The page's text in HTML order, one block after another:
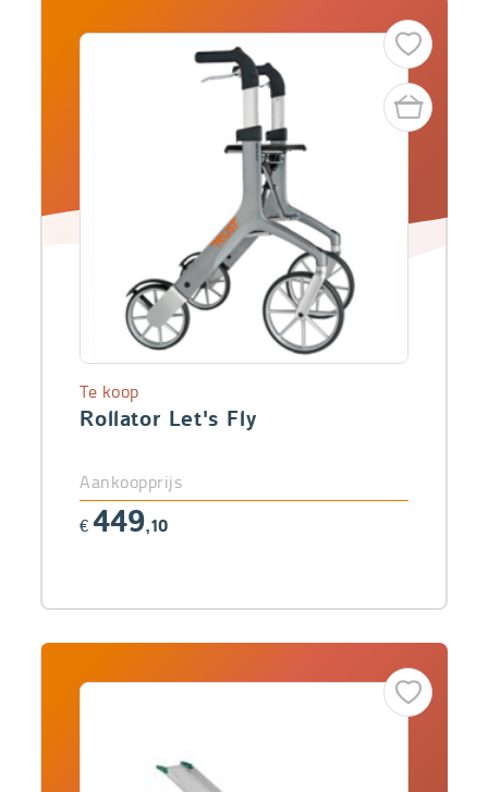
Rollator Let's Fly
Te koop
Aankoopprijs
€ 449,10